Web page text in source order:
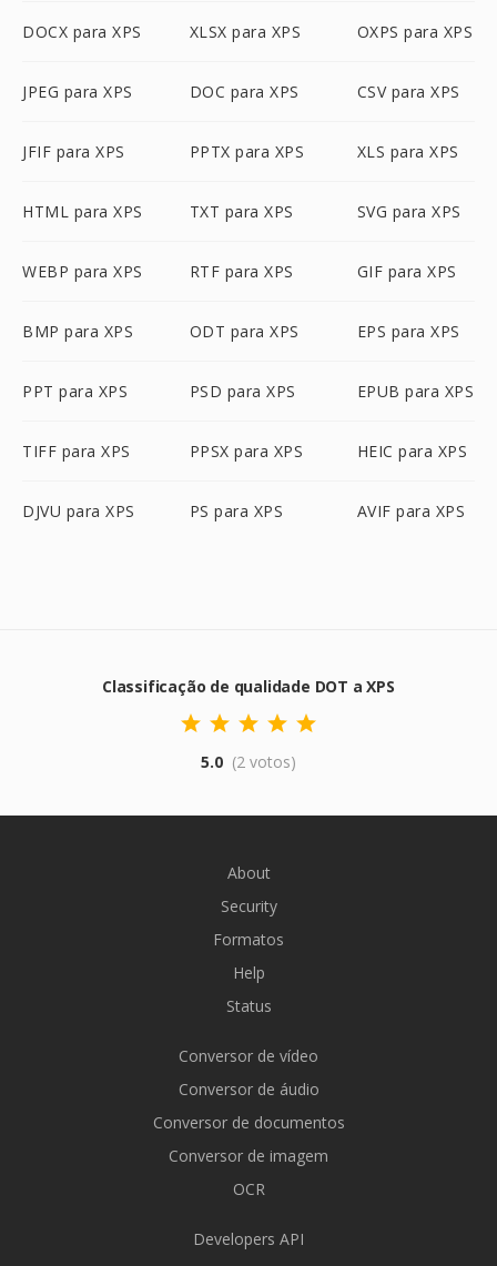
DOCX para XPS XLSX para XPS OXPS para XPS
JPEG para XPS DOC para XPS CSV para XPS
JFIF para XPS PPTX para XPS XLS para XPS
HTML para XPS TXT para XPS SVG para XPS
WEBP para XPS RTF para XPS GIF para XPS
BMP para XPS ODT para XPS EPS para XPS
PPT para XPS PSD para XPS EPUB para XPS
TIFF para XPS PPSX para XPS HEIC para XPS
DJVU para XPS PS para XPS AVIF para XPS
Classificação de qualidade DOT a XPS
5.0 (2 votos)
About
Security
Formatos
Help
Status
Conversor de vídeo
Conversor de áudio
Conversor de documentos
Conversor de imagem
OCR
Developers API